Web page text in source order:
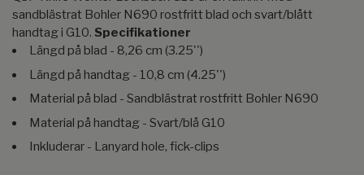
sandblästrat Bohler N690 rostfritt blad och svart/blått
handtag i G10. Specifikationer
Längd på blad - 8,26 cm (3.25'')
Längd på handtag - 10,8 cm (4.25'')
Material på blad - Sandblästrat rostfritt Bohler N690
Material på handtag - Svart/blå G10
Inkluderar - Lanyard hole, fick-clips